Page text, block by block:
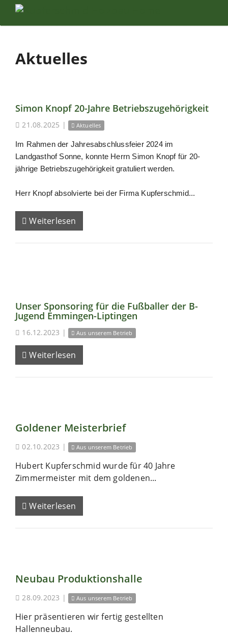
Aktuelles
Simon Knopf 20-Jahre Betriebszugehörigkeit
21.08.2025 | Aktuelles
Im Rahmen der Jahresabschlussfeier 2024 im
Landgasthof Sonne, konnte Herrn Simon Knopf für 20-
jährige Betriebszugehörigkeit gratuliert werden.
Herr Knopf absolvierte bei der Firma Kupferschmid...
Weiterlesen
Unser Sponsoring für die Fußballer der B-
Jugend Emmingen-Liptingen
16.12.2023 | Aus unserem Betrieb
Weiterlesen
Goldener Meisterbrief
02.10.2023 | Aus unserem Betrieb
Hubert Kupferschmid wurde für 40 Jahre
Zimmermeister mit dem goldenen...
Weiterlesen
Neubau Produktionshalle
28.09.2023 | Aus unserem Betrieb
Hier präsentieren wir fertig gestellten
Hallenneubau.